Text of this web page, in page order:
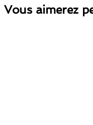
Vous aimerez